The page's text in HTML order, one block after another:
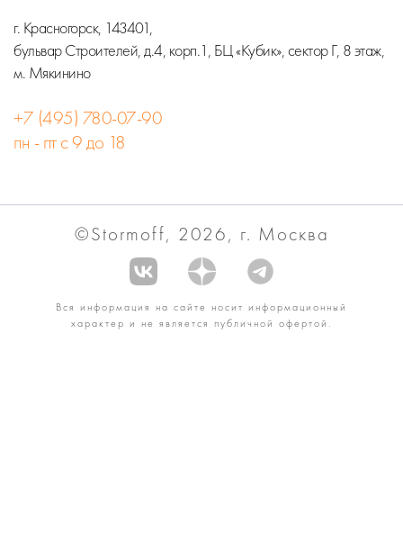
г. Красногорск, 143401,
бульвар Строителей, д.4, корп.1, БЦ «Кубик», сектор Г, 8 этаж,
м. Мякинино
+7 (495) 780-07-90
пн - пт с 9 до 18
©Stormoff, 2026, г. Москва
Вся информация на сайте носит информационный
характер и не является публичной офертой.